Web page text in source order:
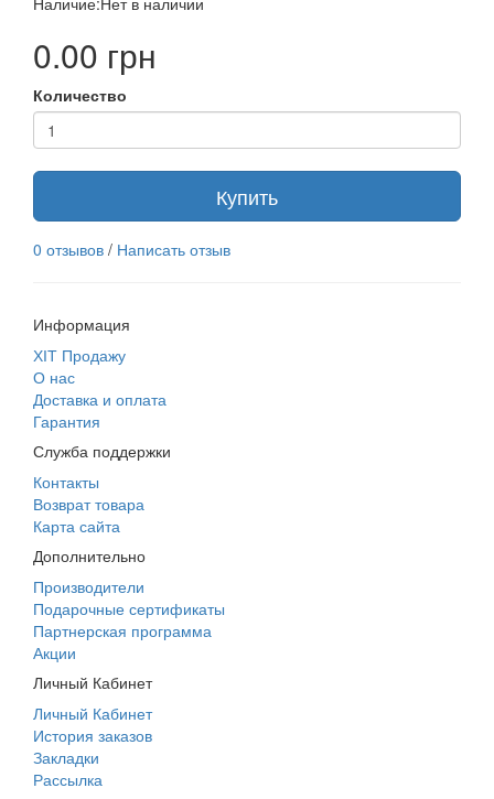
0.00 грн
Количество
Купить
0 отзывов / Написать отзыв
Информация
ХІТ Продажу
О нас
Доставка и оплата
Гарантия
Служба поддержки
Контакты
Возврат товара
Карта сайта
Дополнительно
Производители
Подарочные сертификаты
Партнерская программа
Акции
Личный Кабинет
Личный Кабинет
История заказов
Закладки
Рассылка